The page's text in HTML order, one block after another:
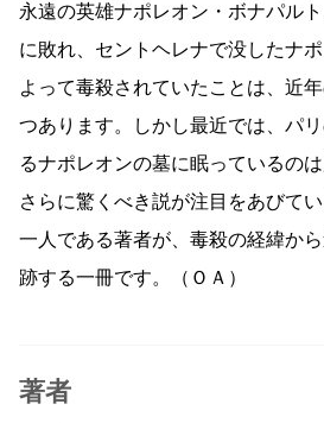
永遠の英雄ナポレオン・ボナパル
に敗れ、セントヘレナで没したナ
よって毒殺されていたことは、近
つあります。しかし最近では、パ
るナポレオンの墓に眠っているの
さらに驚くべき説が注目をあびて
一人である著者が、毒殺の経緯か
跡する一冊です。（ＯＡ）
著者